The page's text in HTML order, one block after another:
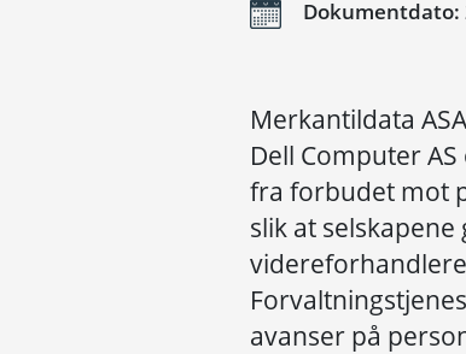
Dokumentdato:
Merkantildata
Dell Computer
fra forbudet mot
slik at
avanser på